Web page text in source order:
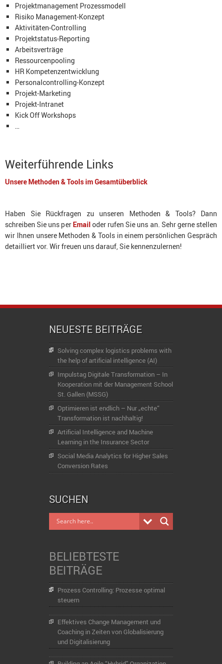
Projektmanagement Prozessmodell
Risiko Management-Konzept
Aktivitäten-Controlling
Projektstatus-Reporting
Arbeitsverträge
Ressourcenpooling
HR Kompetenzentwicklung
Personalcontrolling-Konzept
Projekt-Marketing
Projekt-Intranet
Kick Off Workshops
Weiterführende Links
Unsere Methoden & Tools im Gesamtüberblick
Haben Sie Rückfragen zu unseren Methoden & Tools? Dann
schreiben Sie uns per Email oder rufen Sie uns an. Sehr gerne stellen
wir Ihnen unsere Methoden & Tools in einem persönlichen Gespräch
detailliert vor. Wir freuen uns darauf, Sie kennenzulernen!
NEUESTE BEITRÄGE
Solving complex logistics problems with
the help of artificial intelligence (AI)
Impulstag Digitale Transformation – In
Kooperation mit der Management School
St. Gallen (MSSG)
Optimieren ist endlich – Nur „echte“
Transformation ist nachhaltig!
Artificial Intelligence and Machine
Learning in the Insurance Sector
Social Media Analytics for Higher Sales
Conversion Rates
SUCHEN
BELIEBTESTE
BEITRÄGE
Prozess Controlling: Prozesse optimal
steuern
Effektives Change Management und
Coaching in Zeiten von Globalisierung
und Digitalisierung